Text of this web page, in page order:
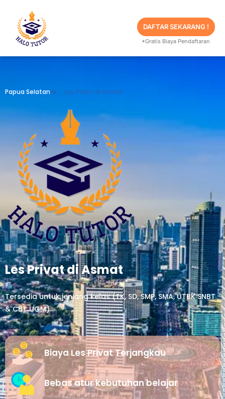
content
DAFTAR SEKARANG !
*Gratis Biaya Pendaftaran
Papua Selatan Les Privat di Asmat
Les Privat di Asmat
Tersedia untuk jenjang kelas (TK, SD, SMP, SMA, UTBK SNBT
& CBT UGM)
Biaya Les Privat Terjangkau
Bebas atur kebutuhan belajar